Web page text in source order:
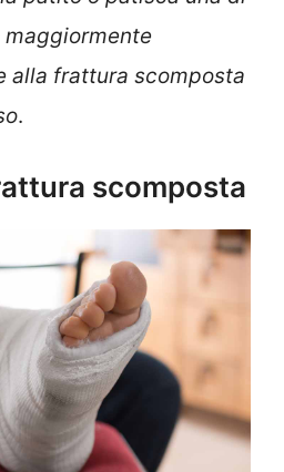
alla frattura scomposta
.
scomposta